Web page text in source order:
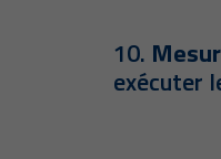
10.
exécuter